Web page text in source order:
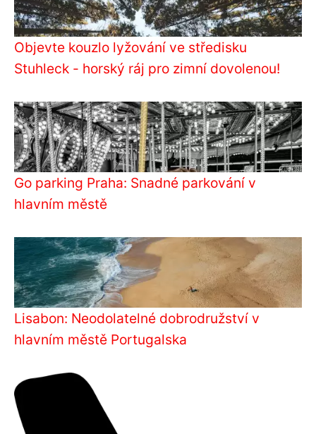
Objevte kouzlo lyžování ve středisku
Stuhleck - horský ráj pro zimní dovolenou!
Go parking Praha: Snadné parkování v
hlavním městě
Lisabon: Neodolatelné dobrodružství v
hlavním městě Portugalska